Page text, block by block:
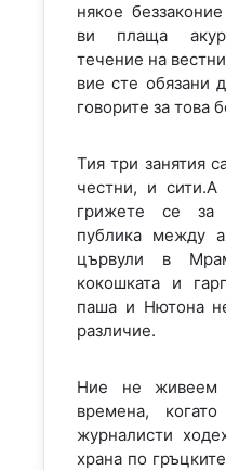
някое
ви плаща
течение на
вие сте обязани
говорите за това
Тия три занятия
честни, и
грижете се за
публика между
цървули в
кокошката и
паша и Нютона
различие.
Ние не живеем
времена,
журналисти
храна по